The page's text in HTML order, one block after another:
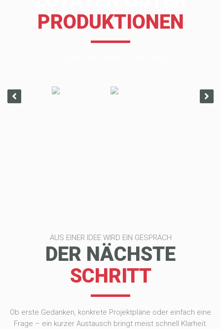
PRODUKTIONEN
AUS EINER IDEE WIRD EIN GESPRÄCH
DER NÄCHSTE
SCHRITT
Ob erste Gedanken, konkrete Projektpläne oder einfach eine
Frage – ein kurzer Austausch bringt meist schnell Klarheit.